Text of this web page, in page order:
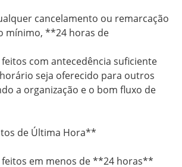
cancelamento ou remarcação
mínimo, **24 horas de
com antecedência suficiente
seja oferecido para outros
a organização e o bom fluxo de
de Última Hora**
feitos em menos de **24 horas**